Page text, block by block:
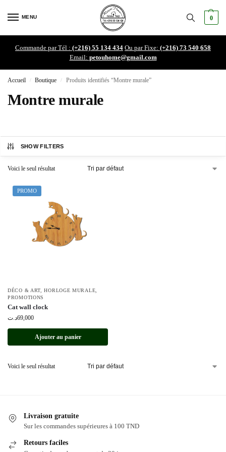
MENU 0
Commande par Tél : (+216) 55 134 434 Ou par Fixe: (+216) 73 540 658
Email: petouhome@gmail.com
Accueil / Boutique / Produits identifiés “Montre murale”
Montre murale
SHOW FILTERS
Voici le seul résultat
PROMO
DÉCO & ART ,HORLOGE MURALE
PROMOTIONS
Cat wall clock
69,000د.ت
Ajouter au panier
Voici le seul résultat
Livraison gratuite
Sur les commandes supérieures à 100 TND
Retours faciles